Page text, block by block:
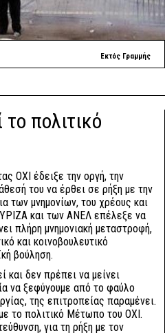
Εκτός Γραμμής
πολιτικό
ΟΧΙ έδειξε την οργή, την
του να έρθει σε ρήξη με την
των μνημονίων, του χρέους και
και των ΑΝΕΛ επέλεξε να
πλήρη μνημονιακή μεταστροφή,
και κοινοβουλευτικό
βούληση.
και δεν πρέπει να μείνει
να ξεφύγουμε από το φαύλο
της επιτροπείας παραμένει.
το πολιτικό Μέτωπο του ΟΧΙ.
για τη ρήξη με τον